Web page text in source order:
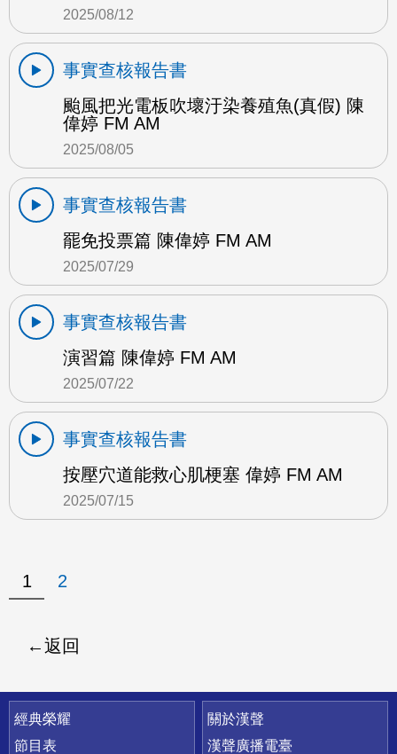
2025/08/12
事實查核報告書
颱風把光電板吹壞汙染養殖魚(真假) 陳
偉婷 FM AM
2025/08/05
事實查核報告書
罷免投票篇 陳偉婷 FM AM
2025/07/29
事實查核報告書
演習篇 陳偉婷 FM AM
2025/07/22
事實查核報告書
按壓穴道能救心肌梗塞 偉婷 FM AM
2025/07/15
1 2
返回
快速連結
經典榮耀
節目表
關於漢聲
漢聲廣播電臺